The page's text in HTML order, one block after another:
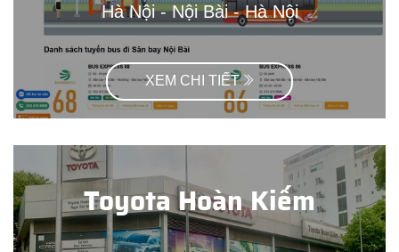
Hà Nội - Nội Bài - Hà Nội
XEM CHI TIẾT
Toyota Hoàn Kiếm